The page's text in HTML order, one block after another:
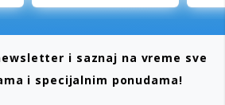
i saznaj na vreme sve
i specijalnim ponudama!